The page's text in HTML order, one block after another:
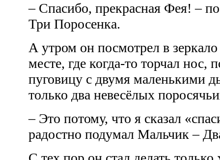
– Спасибо, прекрасная Фея! –
Три Поросенка.
А утром он посмотрел в
месте, где когда-то торчал нос,
пуговицу с двумя маленькими
только два невесёлых
– Это потому, что я сказал
радостно подумал Мальчик –